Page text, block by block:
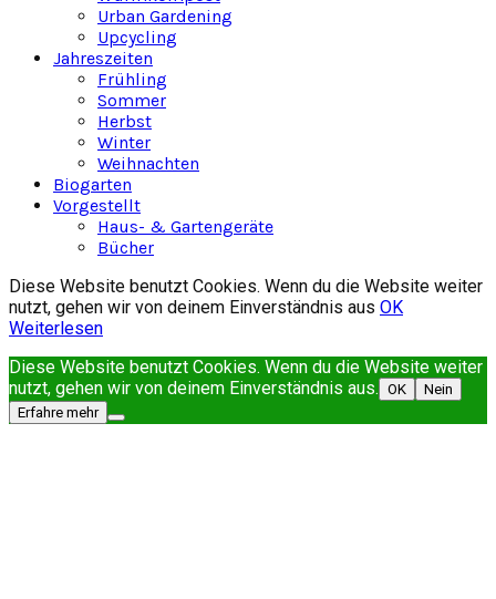
Urban Gardening
Upcycling
Jahreszeiten
Frühling
Sommer
Herbst
Winter
Weihnachten
Biogarten
Vorgestellt
Haus- & Gartengeräte
Bücher
Diese Website benutzt Cookies. Wenn du die Website weiter
nutzt, gehen wir von deinem Einverständnis aus OK
Weiterlesen
Diese Website benutzt Cookies. Wenn du die Website weiter
nutzt, gehen wir von deinem Einverständnis aus. OK
Nein
Erfahre mehr